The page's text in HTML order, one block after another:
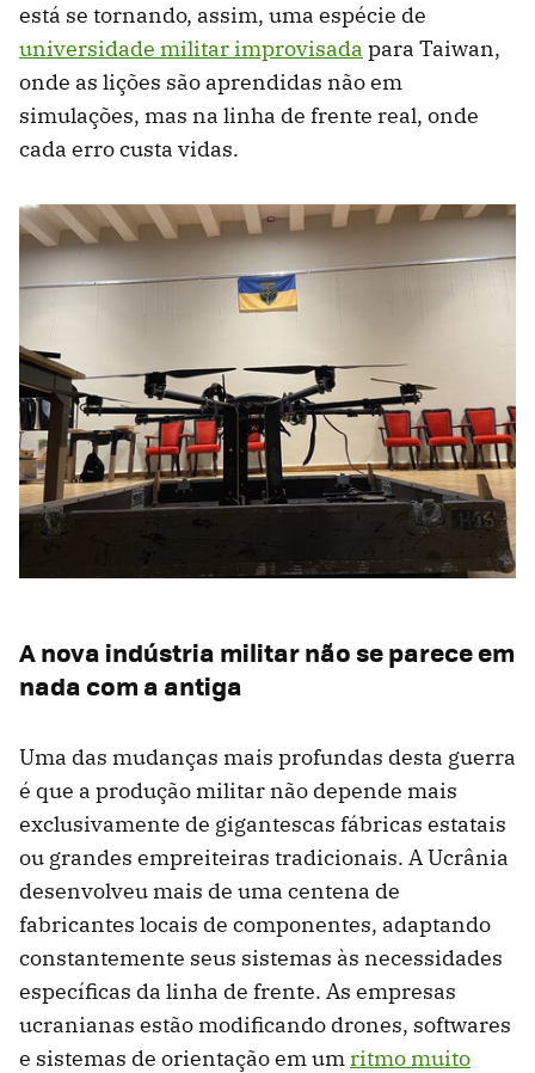
está se tornando, assim, uma espécie de
universidade militar improvisada para Taiwan,
onde as lições são aprendidas não em
simulações, mas na linha de frente real, onde
cada erro custa vidas.
A nova indústria militar não se parece em
nada com a antiga
Uma das mudanças mais profundas desta guerra
é que a produção militar não depende mais
exclusivamente de gigantescas fábricas estatais
ou grandes empreiteiras tradicionais. A Ucrânia
desenvolveu mais de uma centena de
fabricantes locais de componentes, adaptando
constantemente seus sistemas às necessidades
específicas da linha de frente. As empresas
ucranianas estão modificando drones, softwares
e sistemas de orientação em umritmo muito